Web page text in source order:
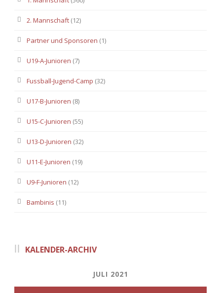
2. Mannschaft (12)
Partner und Sponsoren (1)
U19-A-Junioren (7)
Fussball-Jugend-Camp (32)
U17-B-Junioren (8)
U15-C-Junioren (55)
U13-D-Junioren (32)
U11-E-Junioren (19)
U9-F-Junioren (12)
Bambinis (11)
KALENDER-ARCHIV
JULI 2021